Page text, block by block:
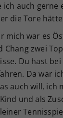
ich auch gerne
die Tore
mich war es
Chang zwei
Du hast
Da war
auch will, ich
und als